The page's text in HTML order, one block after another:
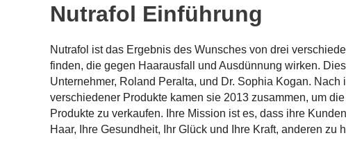
Nutrafol Einführung
Nutrafol ist das Ergebnis des Wunsches von drei
finden, die gegen Haarausfall und Ausdünnung wirken.
Unternehmer, Roland Peralta, und Dr. Sophia Kogan.
verschiedener Produkte kamen sie 2013 zusammen, um
Produkte zu verkaufen. Ihre Mission ist es, dass ihre
Haar, Ihre Gesundheit, Ihr Glück und Ihre Kraft, anderen zu